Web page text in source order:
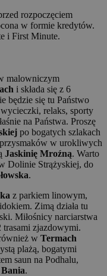
rozpoczęciem
w formie kredytów.
i First Minute.
malowniczym
i składa się z 6
będzie się tu Państwo
relaks, sporty
na Państwa. Proszę
po bogatych szlakach
w urokliwych
Jaskinię Mroźną. Warto
Dolinie Strążyskiej, do
.
z parkiem linowym,
Zimą działa tu
Miłośnicy narciarstwa
trasami zjazdowymi.
w Termach
plażą, bogatymi
saun na Podhalu,
.